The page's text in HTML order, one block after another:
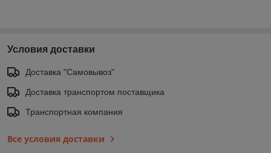
Условия доставки
Доставка "Самовывоз"
Доставка транспортом поставщика
Транспортная компания
Все условия доставки